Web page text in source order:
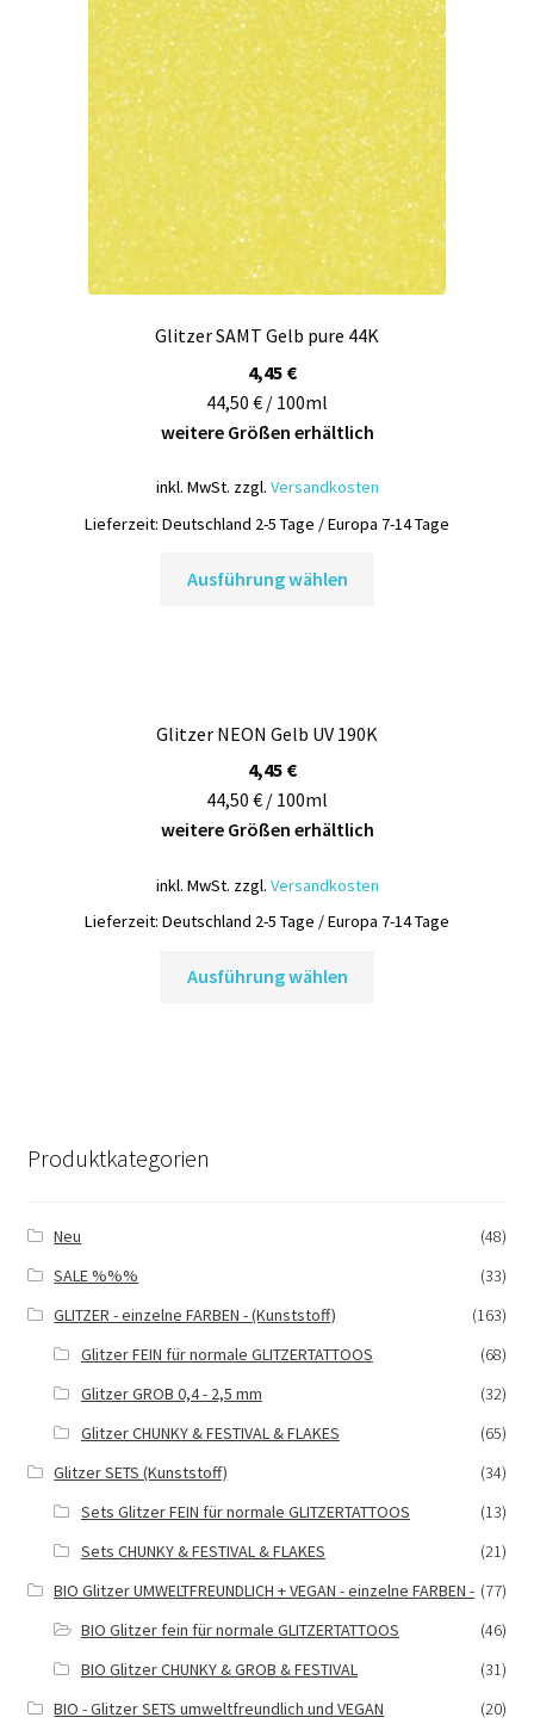
Optionen
können
auf
der
Produktseite
gewählt
werden
Glitzer SAMT Gelb pure 44K
4,45 €
44,50 € / 100ml
weitere Größen erhältlich
inkl. MwSt. zzgl. Versandkosten
Lieferzeit: Deutschland 2-5 Tage / Europa 7-14 Tage
Ausführung wählen
Die
Produktseite
gewählt
Glitzer NEON Gelb UV 190K
4,45 €
44,50 € / 100ml
weitere Größen erhältlich
inkl. MwSt. zzgl. Versandkosten
Lieferzeit: Deutschland 2-5 Tage / Europa 7-14 Tage
Ausführung wählen
Produktkategorien
Neu
(48)
SALE %%%
(33)
GLITZER - einzelne FARBEN - (Kunststoff)
(163)
Glitzer FEIN für normale GLITZERTATTOOS
(68)
Glitzer GROB 0,4 - 2,5 mm
(32)
Glitzer CHUNKY & FESTIVAL & FLAKES
(65)
Glitzer SETS (Kunststoff)
(34)
Sets Glitzer FEIN für normale GLITZERTATTOOS
(13)
Sets CHUNKY & FESTIVAL & FLAKES
(21)
BIO Glitzer UMWELTFREUNDLICH + VEGAN - einzelne FARBEN - (77)
BIO Glitzer fein für normale GLITZERTATTOOS
(46)
BIO Glitzer CHUNKY & GROB & FESTIVAL
(31)
BIO - Glitzer SETS umweltfreundlich und VEGAN
(20)